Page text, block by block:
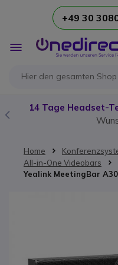
Zum Inhalt springen+49 30
Navigation
umschalten
14 Tage Headset-
Home
All-in-One Videobars
Yealink MeetingBar